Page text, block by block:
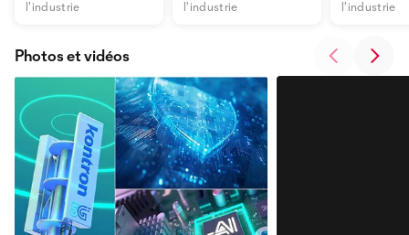
l'industrie
l'industrie
l'industrie
Photos et vidéos